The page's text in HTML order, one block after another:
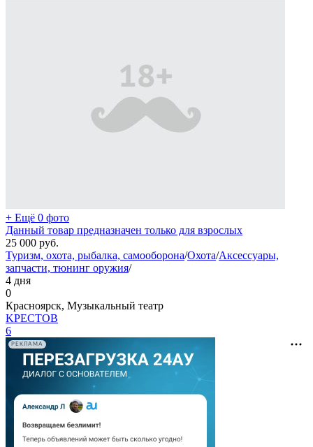
+ Ещё 0 фото
Данный товар предназначен только для взрослых
25 000 руб.
Туризм, охота, рыбалка, самооборона/Охота/Аксессуары,
запчасти, тюнинг оружия/
4 дня
0
Красноярск, Музыкальный театр
KPECTOB
6
РЕКЛАМА